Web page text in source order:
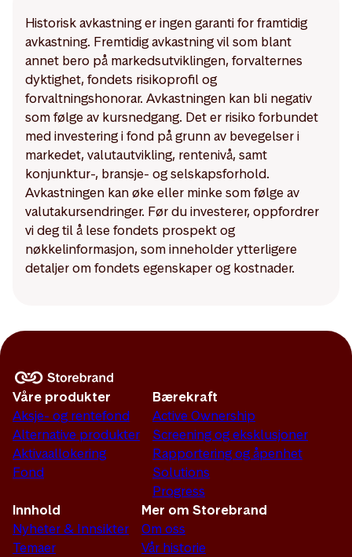
Historisk avkastning er ingen garanti for framtidig
avkastning. Fremtidig avkastning vil som blant
annet bero på markedsutviklingen, forvalternes
dyktighet, fondets risikoprofil og
forvaltningshonorar. Avkastningen kan bli negativ
som følge av kursnedgang. Det er risiko forbundet
med investering i fond på grunn av bevegelser i
markedet, valutautvikling, rentenivå, samt
konjunktur-, bransje- og selskapsforhold.
Avkastningen kan øke eller minke som følge av
valutakursendringer. Før du investerer, oppfordrer
vi deg til å lese fondets prospekt og
nøkkelinformasjon, som inneholder ytterligere
detaljer om fondets egenskaper og kostnader.
Våre produkter
Aksje- og rentefond
Alternative produkter
Aktivaallokering
Fond
Bærekraft
Active Ownership
Screening og eksklusjoner
Rapportering og åpenhet
Solutions
Progress
Innhold
Nyheter & Innsikter
Temaer
Mer om Storebrand
Om oss
Vår historie